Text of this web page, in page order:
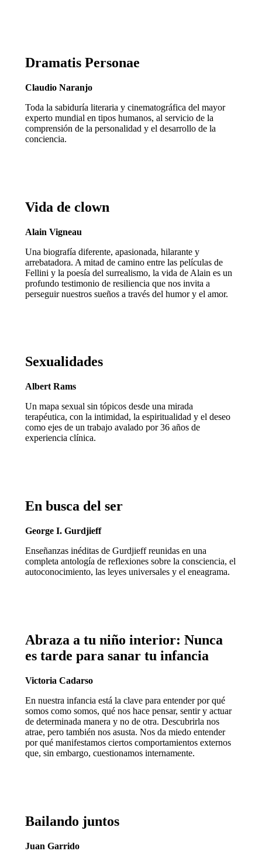
Dramatis Personae
Claudio Naranjo
Toda la sabiduría literaria y cinematográfica del mayor
experto mundial en tipos humanos, al servicio de la
comprensión de la personalidad y el desarrollo de la
conciencia.
Vida de clown
Alain Vigneau
Una biografía diferente, apasionada, hilarante y
arrebatadora. A mitad de camino entre las películas de
Fellini y la poesía del surrealismo, la vida de Alain es un
profundo testimonio de resiliencia que nos invita a
perseguir nuestros sueños a través del humor y el amor.
Sexualidades
Albert Rams
Un mapa sexual sin tópicos desde una mirada
terapéutica, con la intimidad, la espiritualidad y el deseo
como ejes de un trabajo avalado por 36 años de
experiencia clínica.
En busca del ser
George I. Gurdjieff
Enseñanzas inéditas de Gurdjieff reunidas en una
completa antología de reflexiones sobre la consciencia, el
autoconocimiento, las leyes universales y el eneagrama.
Abraza a tu niño interior: Nunca
es tarde para sanar tu infancia
Victoria Cadarso
En nuestra infancia está la clave para entender por qué
somos como somos, qué nos hace pensar, sentir y actuar
de determinada manera y no de otra. Descubrirla nos
atrae, pero también nos asusta. Nos da miedo entender
por qué manifestamos ciertos comportamientos externos
que, sin embargo, cuestionamos internamente.
Bailando juntos
Juan Garrido